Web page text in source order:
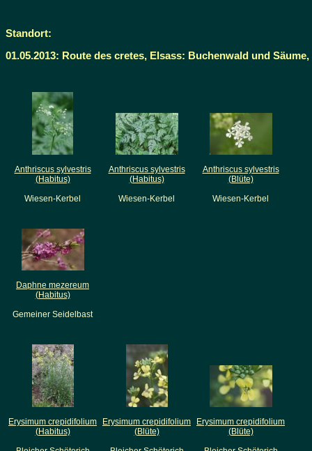
Standort:
01.05.2013: Route des cretes, Elsass: Buchenwald und Säume,
Anthriscus sylvestris
(Habitus)
Wiesen-Kerbel
Anthriscus sylvestris
(Habitus)
Wiesen-Kerbel
Anthriscus sylvestris
(Blüte)
Wiesen-Kerbel
Daphne mezereum
(Habitus)
Gemeiner Seidelbast
Erysimum crepidifolium
(Habitus)
Erysimum crepidifolium
(Blüte)
Erysimum crepidifolium
(Blüte)